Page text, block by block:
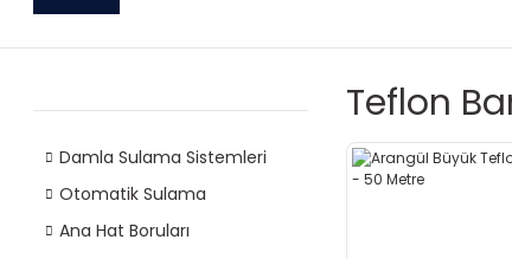
Damla Sulama Sistemleri
Otomatik Sulama
Ana Hat Boruları
Teflon